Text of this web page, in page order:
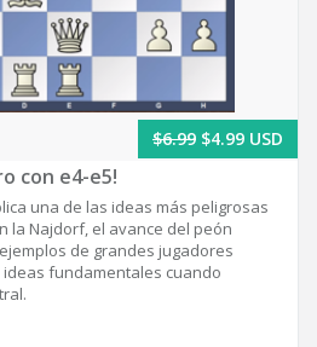
$6.99 $4.99 USD
con e4-e5!
una de las ideas más peligrosas
la Najdorf, el avance del peón
de grandes jugadores
fundamentales cuando